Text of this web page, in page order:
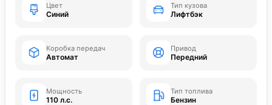
Цвет
Синий
Тип кузова
Лифтбэк
Коробка передач
Автомат
Привод
Передний
Мощность
110 л.с.
Тип топлива
Бензин